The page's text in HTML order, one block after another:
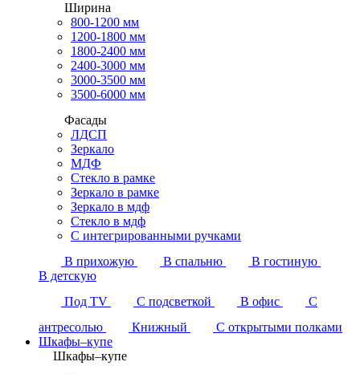
Ширина
800-1200 мм
1200-1800 мм
1800-2400 мм
2400-3000 мм
3000-3500 мм
3500-6000 мм
Фасады
ЛДСП
Зеркало
МДФ
Стекло в рамке
Зеркало в рамке
Зеркало в мдф
Стекло в мдф
С интегрированными ручками
В прихожую
В спальню
В гостиную
В детскую
Под TV
С подсветкой В офис
С
антресолью
Книжный
С открытыми полками
Шкафы–купе
Шкафы–купе